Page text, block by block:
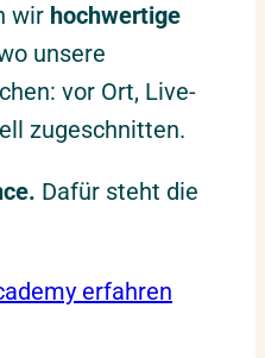
wir hochwertige
unsere
vor Ort, Live-
zugeschnitten.
Dafür steht die
erfahren